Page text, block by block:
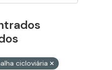
cicloviária